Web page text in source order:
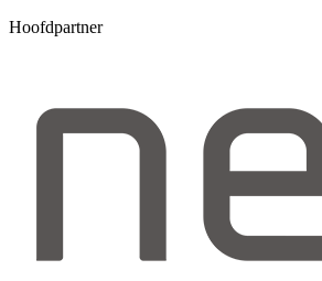
Hoofdpartner